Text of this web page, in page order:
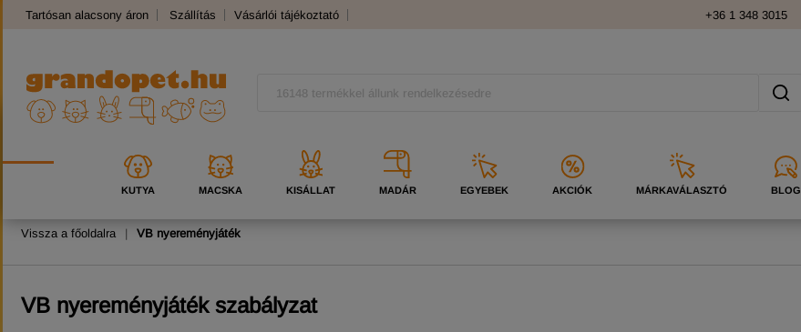
Tartósan alacsony áron Szállítás Vásárlói tájékoztató +36 1 348 3015
KUTYA MACSKA KISÁLLAT MADÁR EGYEBEK AKCIÓK MÁRKAVÁLASZTÓ BLOG
Vissza a főoldalra | VB nyereményjáték
VB nyereményjáték szabályzat